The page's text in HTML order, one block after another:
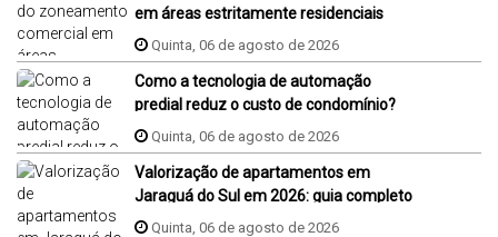
em áreas estritamente residenciais
Quinta, 06 de agosto de 2026
Como a tecnologia de automação
predial reduz o custo de condomínio?
Quinta, 06 de agosto de 2026
Valorização de apartamentos em
Jaraguá do Sul em 2026: guia completo
Quinta, 06 de agosto de 2026